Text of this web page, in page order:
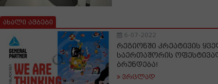
ახალი ამბები
6-07-2022
რეგიონში კრეატივის
საერთაშორის
ბრუნდება!
ვრცლად